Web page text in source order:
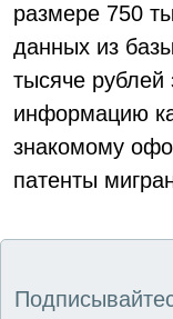
размере 750
данных из
тысяче
информацию
знакомому
патенты